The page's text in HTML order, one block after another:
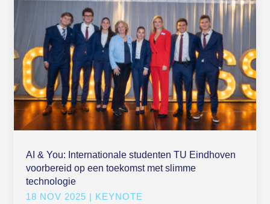
AI & You: Internationale studenten TU Eindhoven
voorbereid op een toekomst met slimme
technologie
18 NOV 2025 | KEYNOTE